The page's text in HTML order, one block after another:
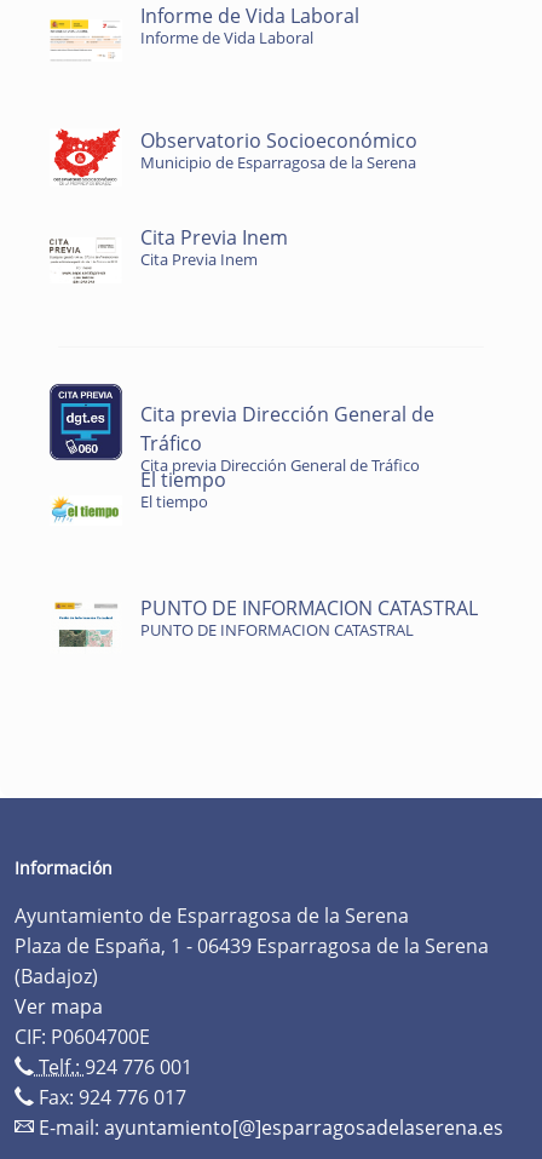
Informe de Vida Laboral
Informe de Vida Laboral
Observatorio Socioeconómico
Municipio de Esparragosa de la Serena
Cita Previa Inem
Cita Previa Inem
Cita previa Dirección General de
Tráfico
Cita previa Dirección General de Tráfico
El tiempo
El tiempo
PUNTO DE INFORMACION CATASTRAL
PUNTO DE INFORMACION CATASTRAL
Información
Ayuntamiento de Esparragosa de la Serena
Plaza de España, 1 - 06439 Esparragosa de la Serena
(Badajoz)
Ver mapa
CIF: P0604700E
Telf.: 924 776 001
Fax: 924 776 017
E-mail: ayuntamiento[@]esparragosadelaserena.es